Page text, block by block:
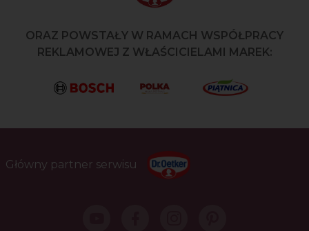
ORAZ POWSTAŁY W RAMACH WSPÓŁPRACY
REKLAMOWEJ Z WŁAŚCICIELAMI MAREK:
Główny partner serwisu